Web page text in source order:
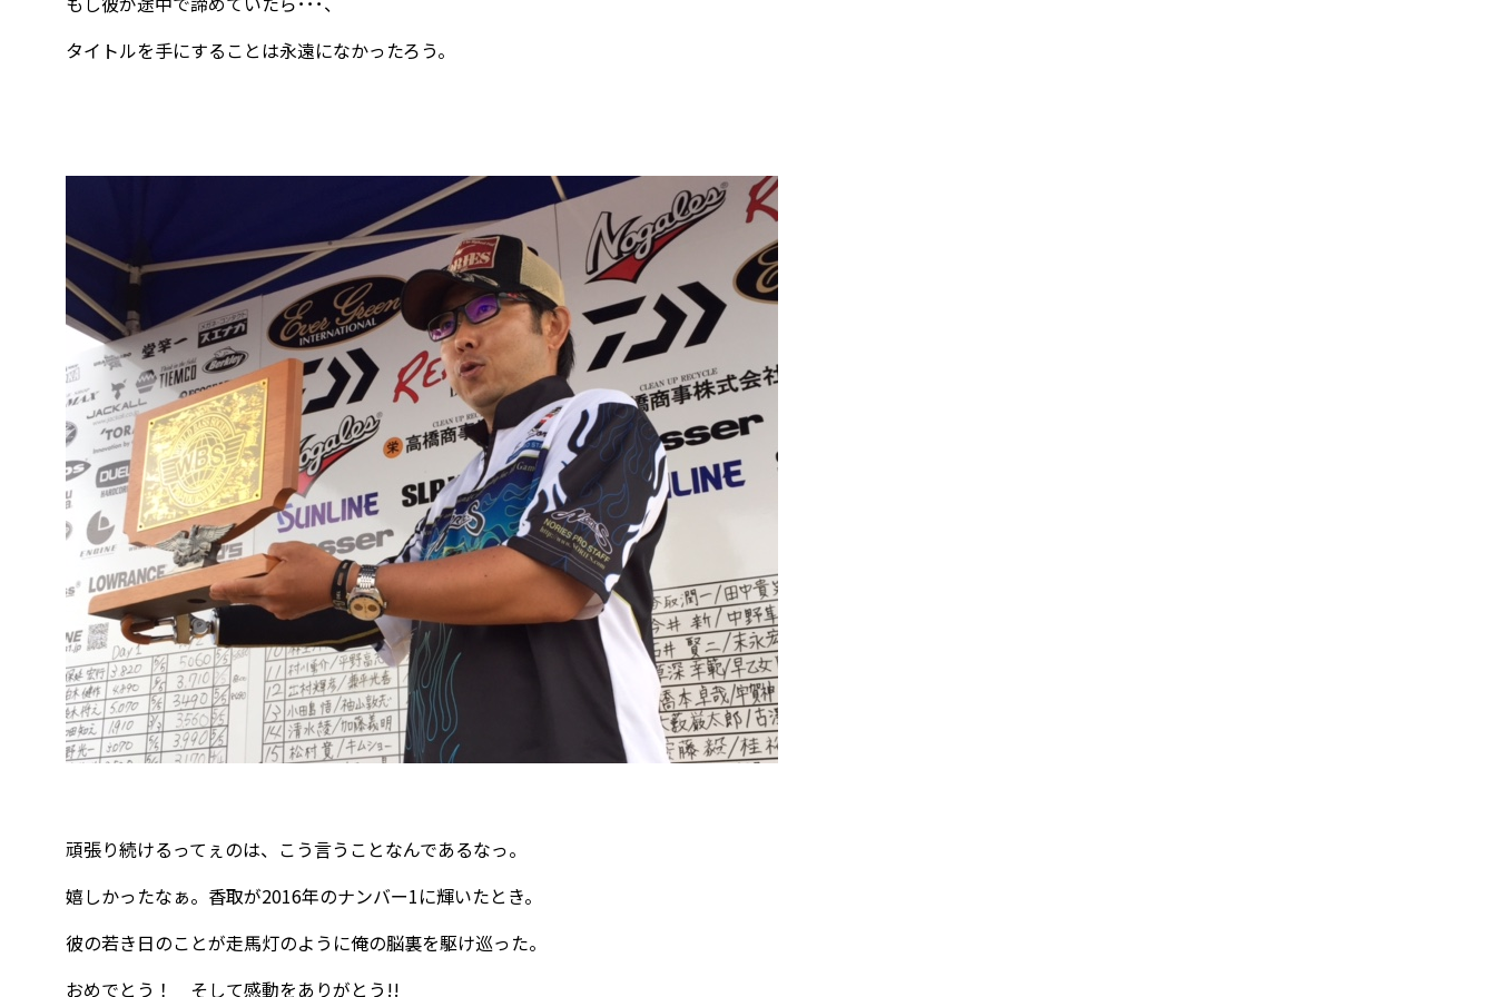
タイトルを手にすることは永遠になかったろう。
頑張り続けるってぇのは、こう言うことなんであるなっ。
嬉しかったなぁ。香取が2016年のナンバー1に輝いたとき。
彼の若き日のことが走馬灯のように俺の脳裏を駆け巡った。
おめでとう！ そして感動をありがとう!!